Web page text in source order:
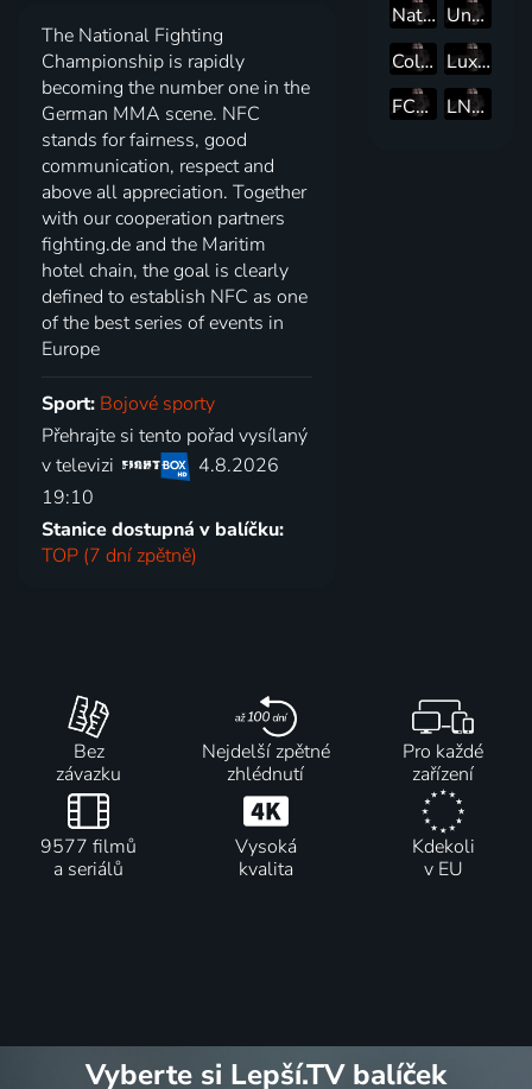
The National Fighting
Championship is rapidly
becoming the number one in the
German MMA scene. NFC
stands for fairness, good
communication, respect and
above all appreciation. Together
with our cooperation partners
fighting.de and the Maritim
hotel chain, the goal is clearly
defined to establish NFC as one
of the best series of events in
Europe
Sport: Bojové sporty
Přehrajte si tento pořad vysílaný
v televizi
4.8.2026
19:10
Stanice dostupná v balíčku:
TOP (7 dní zpětně)
National Fighting Championship, Germany 23.09.2023
Underground Boxing Night, Pt 3, Poland 2023
Colosseum Tournament, Romania 23.06.2022
Lux 027 Fighting League, Mexico 14.10.2022
FCR MMA 20, 01.06.2024
LNK Boxing Night 8, Arena Riga, 14.07.2018
Bez
závazku
Nejdelší zpětné
zhlédnutí
Pro každé
zařízení
9577 filmů
a seriálů
Vysoká
kvalita
Kdekoli
v EU
Vyberte si Lepší.TV balíček